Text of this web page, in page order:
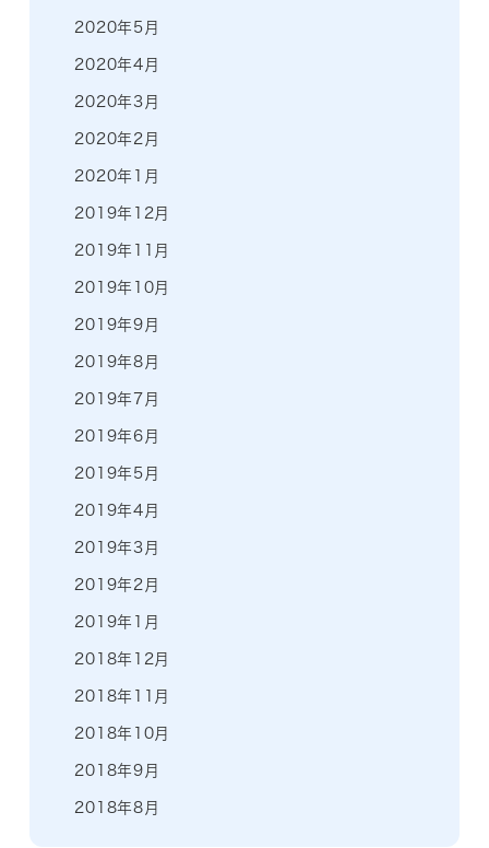
2020年5月
2020年4月
2020年3月
2020年2月
2020年1月
2019年12月
2019年11月
2019年10月
2019年9月
2019年8月
2019年7月
2019年6月
2019年5月
2019年4月
2019年3月
2019年2月
2019年1月
2018年12月
2018年11月
2018年10月
2018年9月
2018年8月